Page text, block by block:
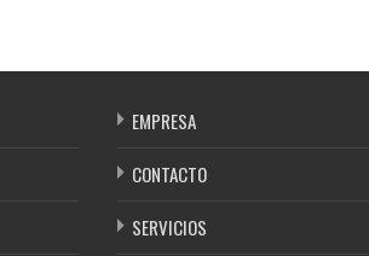
EMPRESA
CONTACTO
SERVICIOS